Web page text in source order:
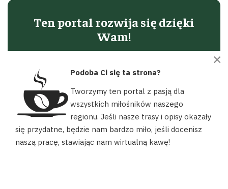
Ten portal rozwija się dzięki
Wam!
Zostań naszym Patronem, postaw nam wirtualną
kawę lub dorzuć się przez Suppi na kolejne wyjazdy
w teren.
Wspieram na Patronite
Nasz portal używa plików cookies, aby ułatwić Ci korzystanie z
naszych zasobów, dopasować treści do Twoich potrzeb oraz w
celach statystycznych. Możesz określić warunki przechowywania
×
Podoba Ci się ta strona?
Tworzymy ten portal z pasją dla
wszystkich miłośników naszego
regionu. Jeśli nasze trasy i opisy okazały
się przydatne, będzie nam bardzo miło, jeśli docenisz
naszą pracę, stawiając nam wirtualną kawę!